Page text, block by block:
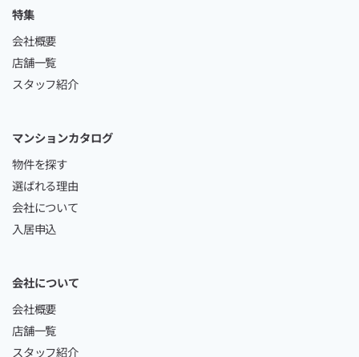
特集
会社概要
店舗一覧
スタッフ紹介
マンションカタログ
物件を探す
選ばれる理由
会社について
入居申込
会社について
会社概要
店舗一覧
スタッフ紹介